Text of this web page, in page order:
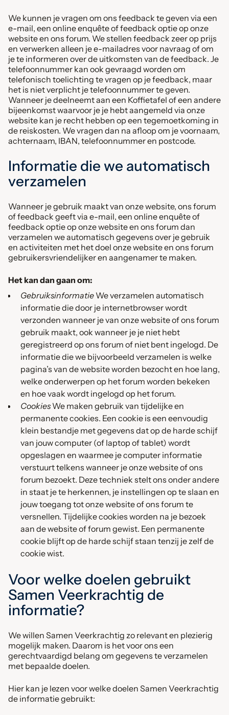
We kunnen je vragen om ons feedback te geven via een
e-mail, een online enquête of feedback optie op onze
website en ons forum. We stellen feedback zeer op prijs
en verwerken alleen je e-mailadres voor navraag of om
je te informeren over de uitkomsten van de feedback. Je
telefoonnummer kan ook gevraagd worden om
telefonisch toelichting te vragen op je feedback, maar
het is niet verplicht je telefoonnummer te geven.
Wanneer je deelneemt aan een Koffietafel of een andere
bijeenkomst waarvoor je je hebt aangemeld via onze
website kan je recht hebben op een tegemoetkoming in
de reiskosten. We vragen dan na afloop om je voornaam,
achternaam, IBAN, telefoonnummer en postcode.
Informatie die we automatisch
verzamelen
Wanneer je gebruik maakt van onze website, ons forum
of feedback geeft via e-mail, een online enquête of
feedback optie op onze website en ons forum dan
verzamelen we automatisch gegevens over je gebruik
en activiteiten met het doel onze website en ons forum
gebruikersvriendelijker en aangenamer te maken.
Het kan dan gaan om:
Gebruiksinformatie We verzamelen automatisch
informatie die door je internetbrowser wordt
verzonden wanneer je van onze website of ons forum
gebruik maakt, ook wanneer je je niet hebt
geregistreerd op ons forum of niet bent ingelogd. De
informatie die we bijvoorbeeld verzamelen is welke
pagina’s van de website worden bezocht en hoe lang,
welke onderwerpen op het forum worden bekeken
en hoe vaak wordt ingelogd op het forum.
CookiesWe maken gebruik van tijdelijke en
permanente cookies. Een cookie is een eenvoudig
klein bestandje met gegevens dat op de harde schijf
van jouw computer (of laptop of tablet) wordt
opgeslagen en waarmee je computer informatie
verstuurt telkens wanneer je onze website of ons
forum bezoekt. Deze techniek stelt ons onder andere
in staat je te herkennen, je instellingen op te slaan en
jouw toegang tot onze website of ons forum te
versnellen. Tijdelijke cookies worden na je bezoek
aan de website of forum gewist. Een permanente
cookie blijft op de harde schijf staan tenzij je zelf de
cookie wist.
Voor welke doelen gebruikt
Samen Veerkrachtig de
informatie?
We willen Samen Veerkrachtig zo relevant en plezierig
mogelijk maken. Daarom is het voor ons een
gerechtvaardigd belang om gegevens te verzamelen
met bepaalde doelen.
Hier kan je lezen voor welke doelen Samen Veerkrachtig
de informatie gebruikt: